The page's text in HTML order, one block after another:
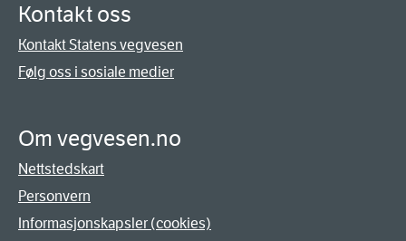
Kontakt oss
Kontakt Statens vegvesen
Følg oss i sosiale medier
Om vegvesen.no
Nettstedskart
Personvern
Informasjonskapsler (cookies)